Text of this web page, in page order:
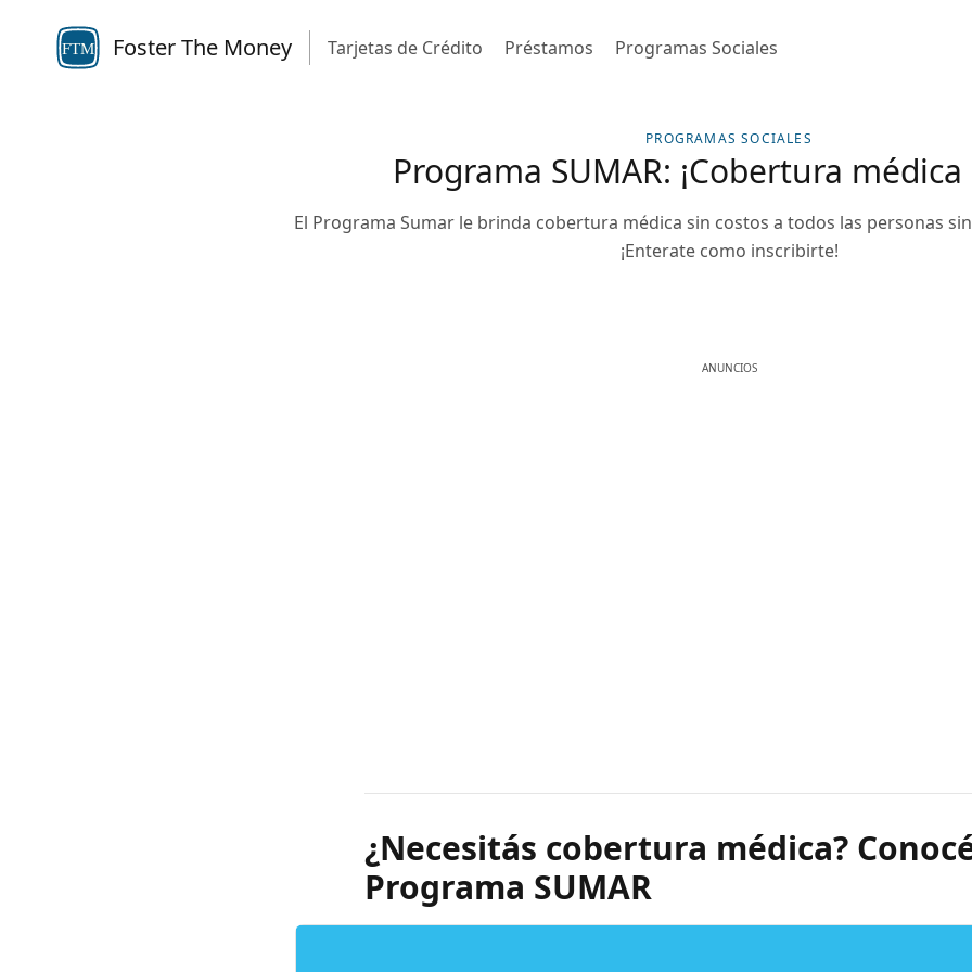
FTM Foster The Money Tarjetas de Crédito Préstamos Programas Sociales
PROGRAMAS SOCIALES
Programa SUMAR: ¡Cobertura
El Programa Sumar le brinda cobertura médica sin costos a todos las personas
¡Enterate como inscribirte!
ANUNCIOS
¿Necesitás cobertura médica?
Programa SUMAR